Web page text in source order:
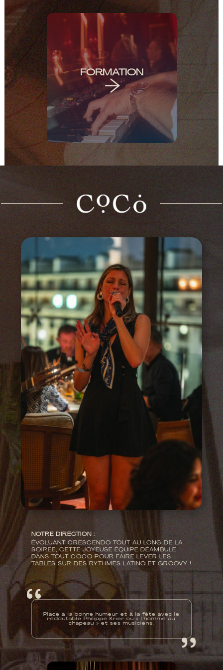
FORMATION
1 OU 2 ARTISTES
PIANISTE CHANTEUR
CHANTEUSE ADDITIONNELLE
NOTRE DIRECTION :
ÉVOLUANT CRESCENDO TOUT AU LONG DE LA
SOIRÉE, CETTE JOYEUSE ÉQUIPE DÉAMBULE
DANS TOUT COCO POUR FAIRE LEVER LES
TABLES SUR DES RYTHMES LATINO ET GROOVY !
‘ ‘
Place à la bonne humeur et à la fête avec le
redoutable Philippe Krier ou « l’homme au
chapeau » et ses musiciens.
‘ ‘